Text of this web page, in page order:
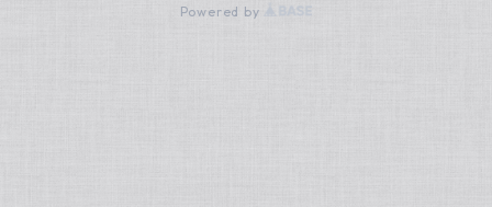
Powered by